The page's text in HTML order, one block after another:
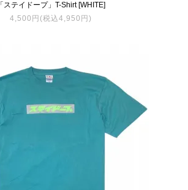
「ステイドープ」T-Shirt [WHITE]
4,500円(税込4,950円)